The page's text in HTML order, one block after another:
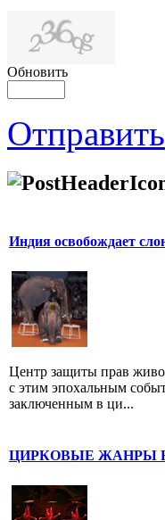
Обновить
Отправить
Индия освобождает
Центр защиты прав
с этим эпохальным
заключенным в ци...
ЦИРКОВЫЕ ЖАНРЫ